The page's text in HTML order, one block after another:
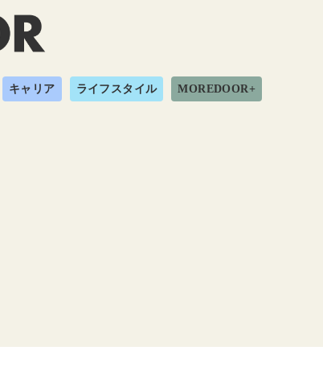
キャリア ライフスタイル MOREDOOR+